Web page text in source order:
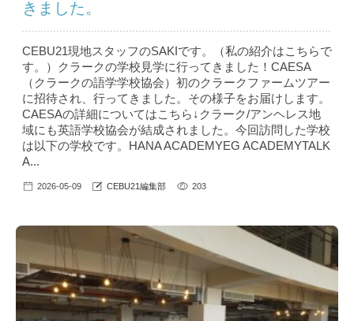
きました。
CEBU21現地スタッフのSAKIです。（私の紹介はこちら で
す。）クラークの学校見学に行ってきました！CAESA
（クラークの語学学校協会）初のクラークファームツアー
に招待され、行ってきました。その様子をお届けします。
CAESAの詳細についてはこちら↓クラーク/アンヘレス地
域にも英語学校協会が結成されました。今回訪問した学校
は以下の学校です。HANA ACADEMYEG ACADEMYTALK
A...
2026-05-09 CEBU21編集部 203